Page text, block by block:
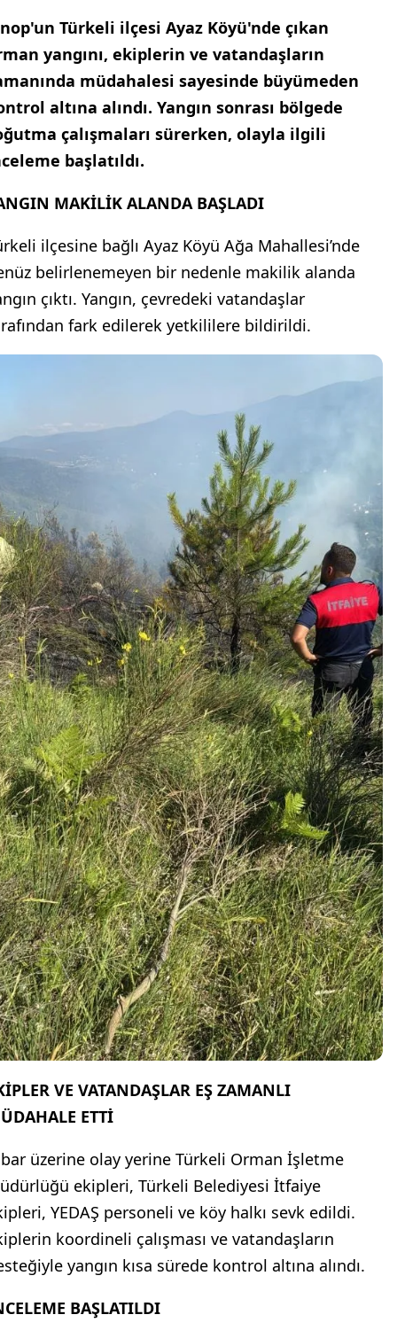
Türkeli ilçesi Ayaz Köyü'nde çıkan
yangını, ekiplerin ve vatandaşların
müdahalesi sayesinde büyümeden
altına alındı. Yangın sonrası bölgede
çalışmaları sürerken, olayla ilgili
başlatıldı.
MAKİLİK ALANDA BAŞLADI
ilçesine bağlı Ayaz Köyü Ağa Mahallesi’nde
belirlenemeyen bir nedenle makilik alanda
çıktı. Yangın, çevredeki vatandaşlar
fark edilerek yetkililere bildirildi.
VE VATANDAŞLAR EŞ ZAMANLI
ETTİ
üzerine olay yerine Türkeli Orman İşletme
ekipleri, Türkeli Belediyesi İtfaiye
YEDAŞ personeli ve köy halkı sevk edildi.
koordineli çalışması ve vatandaşların
yangın kısa sürede kontrol altına alındı.
BAŞLATILDI